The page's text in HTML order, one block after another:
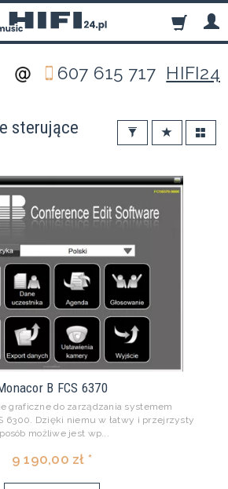
607 615 717 HIFI24
sterujące
B FCS 6370
graficzne do zarządzania systemem
6300. Dzięki niemu w łatwy i przejrzysty
możliwe jest wp...
9 190,00 zł *